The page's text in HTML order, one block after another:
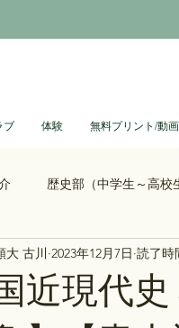
ブ 体験 無料プリント/動画
歴史部（中学生～高校
べらぼう 光る君へ
近現代
大 古川 2023年12月7日 読了時